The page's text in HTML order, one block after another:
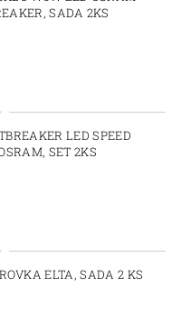
SADA 2KS
LED SPEED
SET 2KS
ELTA, SADA 2 KS